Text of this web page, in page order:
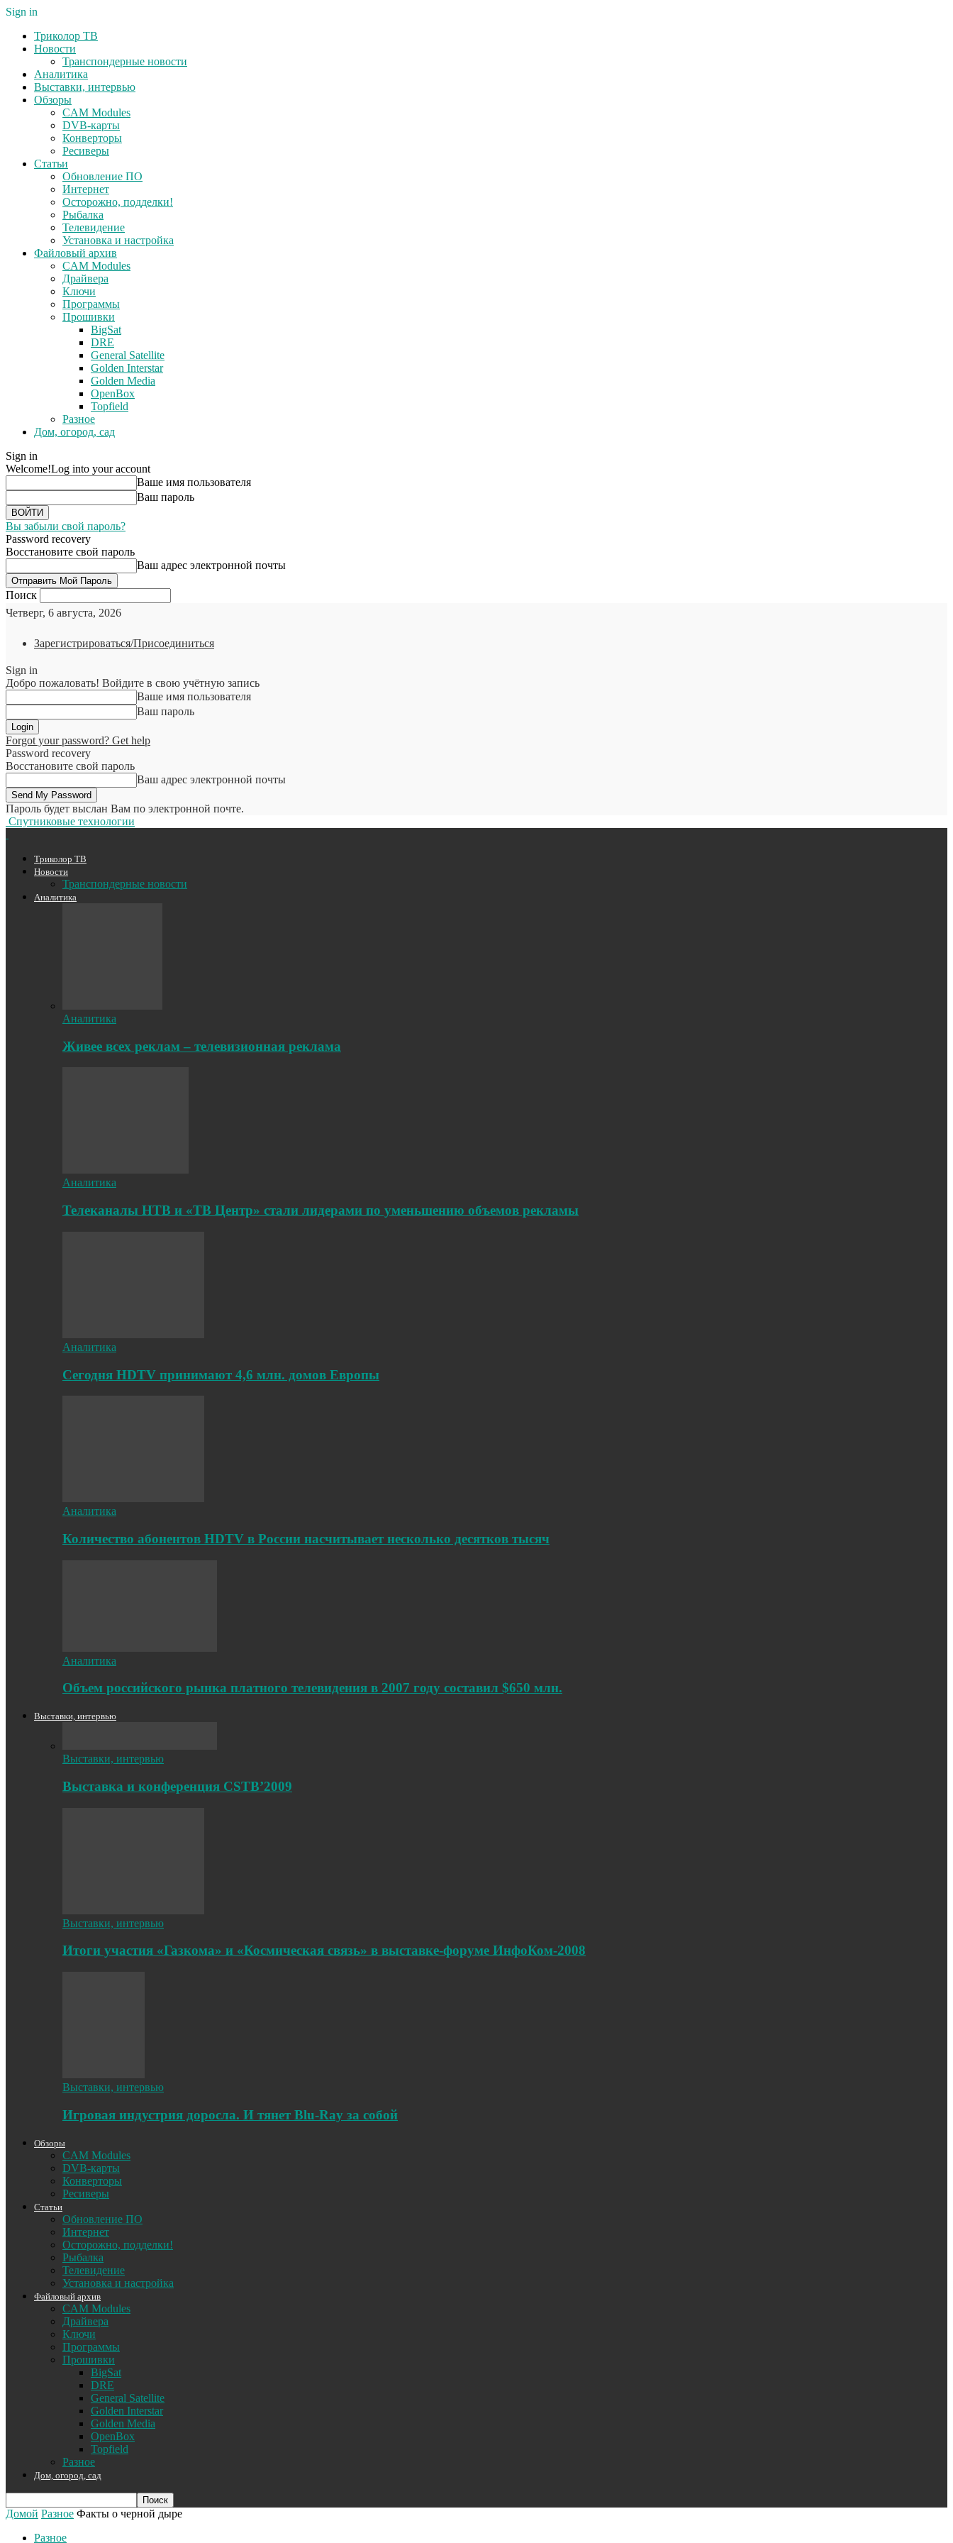
Sign in
Триколор ТВ
Новости
Транспондерные новости
Аналитика
Выставки, интервью
Обзоры
CAM Modules
DVB-карты
Конверторы
Ресиверы
Статьи
Обновление ПО
Интернет
Осторожно, подделки!
Рыбалка
Телевидение
Установка и настройка
Файловый архив
CAM Modules
Драйвера
Ключи
Программы
Прошивки
BigSat
DRE
General Satellite
Golden Interstar
Golden Media
OpenBox
Topfield
Разное
Дом, огород, сад
Sign in
Welcome!Log into your account
Ваше имя пользователя
Ваш пароль
Вы забыли свой пароль?
Password recovery
Восстановите свой пароль
Ваш адрес электронной почты
Поиск
Четверг, 6 августа, 2026
Зарегистрироваться/Присоединиться
Sign in
Добро пожаловать! Войдите в свою учётную запись
Ваше имя пользователя
Ваш пароль
Forgot your password? Get help
Password recovery
Восстановите свой пароль
Ваш адрес электронной почты
Пароль будет выслан Вам по электронной почте.
Спутниковые технологии
Триколор ТВ
Новости
Транспондерные новости
Аналитика
Аналитика
Живее всех реклам – телевизионная реклама
Аналитика
Телеканалы НТВ и «ТВ Центр» стали лидерами по уменьшению объемов рекламы
Аналитика
Cегодня HDTV принимают 4,6 млн. домов Европы
Аналитика
Количество абонентов HDTV в России насчитывает несколько десятков тысяч
Аналитика
Объем российского рынка платного телевидения в 2007 году составил $650 млн.
Выставки, интервью
Выставки, интервью
Выставка и конференция CSTB’2009
Выставки, интервью
Итоги участия «Газкома» и «Космическая связь» в выставке-форуме ИнфоКом-2008
Выставки, интервью
Игровая индустрия доросла. И тянет Blu-Ray за собой
Обзоры
CAM Modules
DVB-карты
Конверторы
Ресиверы
Статьи
Обновление ПО
Интернет
Осторожно, подделки!
Рыбалка
Телевидение
Установка и настройка
Файловый архив
CAM Modules
Драйвера
Ключи
Программы
Прошивки
BigSat
DRE
General Satellite
Golden Interstar
Golden Media
OpenBox
Topfield
Разное
Дом, огород, сад
Домой Разное Факты о черной дыре
Разное